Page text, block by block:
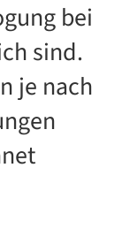
bei
sind.
je nach